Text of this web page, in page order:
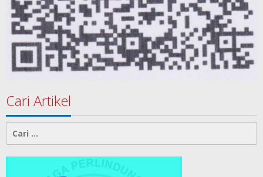
Cari Artikel
untuk: